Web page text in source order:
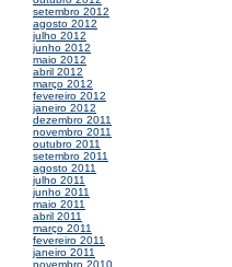
setembro 2012
agosto 2012
julho 2012
junho 2012
maio 2012
abril 2012
março 2012
fevereiro 2012
janeiro 2012
dezembro 2011
novembro 2011
outubro 2011
setembro 2011
agosto 2011
julho 2011
junho 2011
maio 2011
abril 2011
março 2011
fevereiro 2011
janeiro 2011